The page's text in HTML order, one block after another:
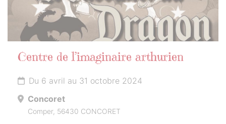
Centre de l’imaginaire arthurien
Du 6 avril au 31 octobre 2024
Concoret
Comper, 56430 CONCORET